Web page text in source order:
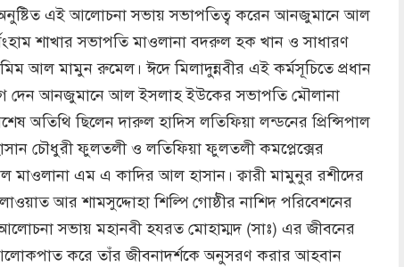
এই আলোচনা সভায় সভাপতিত্ব করেন আনজুমানে আল
শাখার সভাপতি মাওলানা বদরুল হক খান ও সাধারণ
আল মামুন রুমেল। ঈদে মিলাদুন্নবীর এই কর্মসূচিতে প্রধান
দেন আনজুমানে আল ইসলাহ ইউকের সভাপতি মৌলানা
অতিথি ছিলেন দারুল হাদিস লতিফিয়া লন্ডনের প্রিন্সিপাল
চৌধুরী ফুলতলী ও লতিফিয়া ফুলতলী কমপ্লেক্সের
মাওলানা এম এ কাদির আল হাসান। ক্বারী মামুনুর রশীদের
আর শামসুদ্দোহা শিল্পি গোষ্ঠীর নাশিদ পরিবেশনের
সভায় মহানবী হযরত মোহাম্মদ (সাঃ) এর জীবনের
আলোকপাত করে তাঁর জীবনাদর্শকে অনুসরণ করার আহবান